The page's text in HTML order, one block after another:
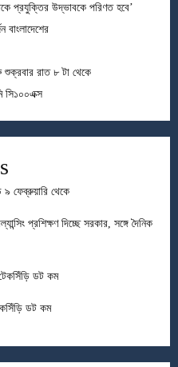
প্রযুক্তির উদ্ভাবকে পরিণত হবে’
শুক্রবার রাত ৮ টা থেকে
সি১০০এক্স
ফেব্রুয়ারি থেকে
প্রশিক্ষণ দিচ্ছে সরকার, সঙ্গে দৈনিক
ডট কম
ডট কম